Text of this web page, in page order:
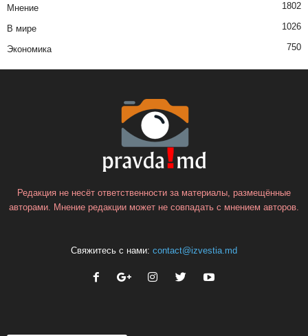
Мнение 1802
В мире 1026
Экономика 750
Редакция не несёт ответственности за материалы, размещённые
авторами. Мнение редакции может не совпадать с мнением авторов.
Свяжитесь с нами: contact@izvestia.md